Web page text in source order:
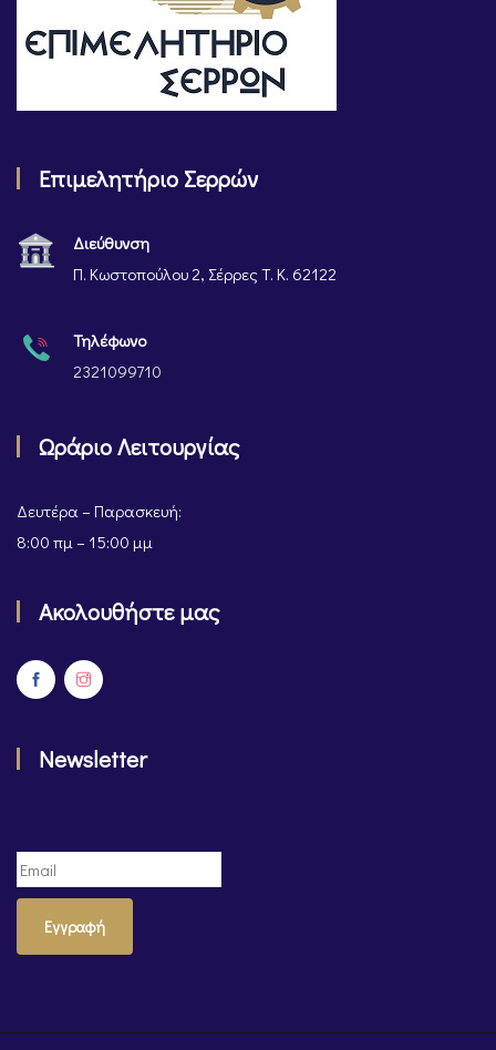
Επιμελητήριο Σερρών
Διεύθυνση
Π. Κωστοπούλου 2, Σέρρες Τ. Κ. 62122
Τηλέφωνο
2321099710
Ωράριο Λειτουργίας
Δευτέρα – Παρασκευή:
8:00 πμ – 15:00 μμ
Ακολουθήστε μας
Newsletter
Εγγραφή